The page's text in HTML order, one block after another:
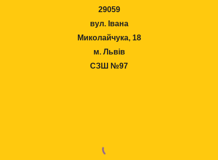
29059
вул. Івана
Миколайчука, 18
м. Львів
СЗШ №97